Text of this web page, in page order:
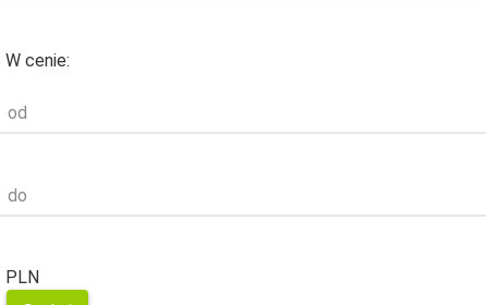
W cenie:
od
do
PLN